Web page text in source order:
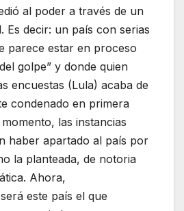
al poder a través de un
Es decir: un país con serias
parece estar en proceso
golpe” y donde quien
encuestas (Lula) acaba de
condenado en primera
las instancias
haber apartado al país por
la planteada, de notoria
Ahora,
este país el que